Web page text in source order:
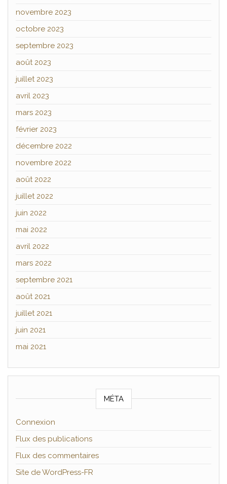
novembre 2023
octobre 2023
septembre 2023
août 2023
juillet 2023
avril 2023
mars 2023
février 2023
décembre 2022
novembre 2022
août 2022
juillet 2022
juin 2022
mai 2022
avril 2022
mars 2022
septembre 2021
août 2021
juillet 2021
juin 2021
mai 2021
MÉTA
Connexion
Flux des publications
Flux des commentaires
Site de WordPress-FR